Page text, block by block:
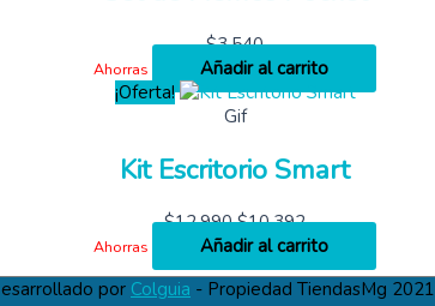
$3,540
Ahorras
Añadir al carrito
¡Oferta!
Gif
Kit Escritorio Smart
$12,990 $10,392
Ahorras
Añadir al carrito
por Colguia - Propiedad TiendasMg 2021